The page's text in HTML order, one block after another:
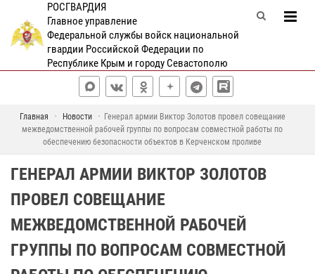
РОСГВАРДИЯ
Главное управление
Федеральной службы войск национальной
гвардии Российской Федерации по
Республике Крым и городу Севастополю
Главная Новости
Генерал армии Виктор Золотов провел совещание
межведомственной рабочей группы по вопросам совместной работы по
обеспечению безопасности объектов в Керченском проливе
ГЕНЕРАЛ АРМИИ ВИКТОР ЗОЛОТОВ
ПРОВЕЛ СОВЕЩАНИЕ
МЕЖВЕДОМСТВЕННОЙ РАБОЧЕЙ
ГРУППЫ ПО ВОПРОСАМ СОВМЕСТНОЙ